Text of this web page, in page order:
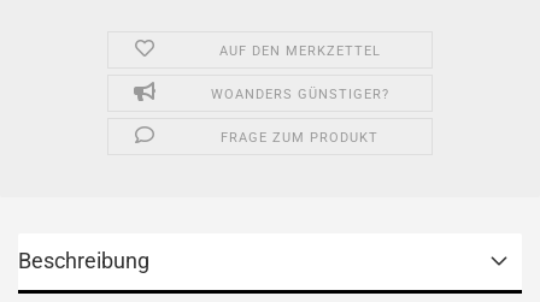
AUF DEN MERKZETTEL
WOANDERS GÜNSTIGER?
FRAGE ZUM PRODUKT
Beschreibung